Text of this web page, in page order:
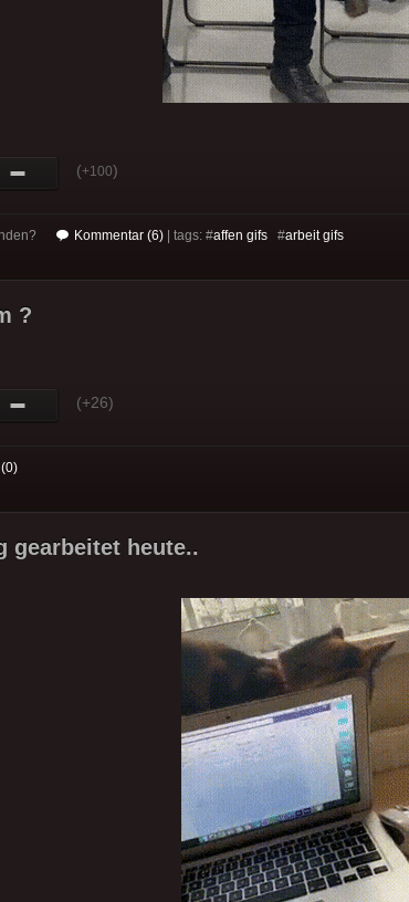
(+100)
Kommentar (6) | tags: #affen gifs #arbeit gifs
?
(+26)
gearbeitet heute..